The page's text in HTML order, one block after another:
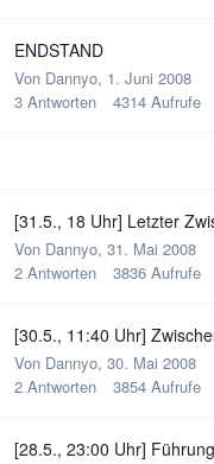
ENDSTAND
Von Dannyo, 1. Juni 2008
3 Antworten 4314 Aufrufe
[31.5., 18 Uhr] Letzter
Von Dannyo, 31. Mai 2008
2 Antworten 3836 Aufrufe
[30.5., 11:40 Uhr]
Von Dannyo, 30. Mai 2008
2 Antworten 3854 Aufrufe
[28.5., 23:00 Uhr]